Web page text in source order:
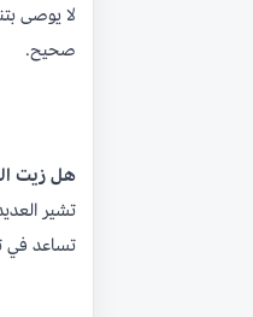
لا يوصى
صحيح.
هل زيت
تشير
تساعد في